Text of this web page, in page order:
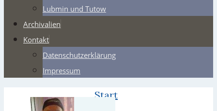
Lubmin und Tutow
Archivalien
Kontakt
Datenschutzerklärung
Impressum
Start